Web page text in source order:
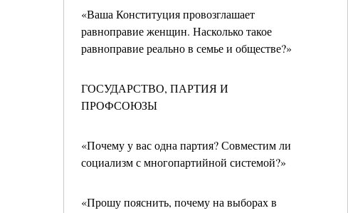
«Ваша Конституция провозглашает
равноправие женщин. Насколько такое
равноправие реально в семье и обществе?»
ГОСУДАРСТВО, ПАРТИЯ И
ПРОФСОЮЗЫ
«Почему у вас одна партия? Совместим ли
социализм с многопартийной системой?»
«Прошу пояснить, почему на выборах в